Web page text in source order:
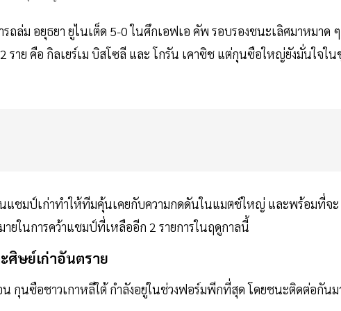
ถล่ม อยุธยา ยูไนเต็ด 5-0 ในศึกเอฟเอ คัพ รอบรองชนะเลิศมาหมาด ๆ
ย คือ กิลเยร์เม บิสโซลี และ โกรัน เคาซิช แต่กุนซือใหญ่ยังมั่นใจใน
นแชมป์เก่าทำให้ทีมคุ้นเคยกับความกดดันในแมตช์ใหญ่ และพร้อมที่จะ
ยในการคว้าแชมป์ที่เหลืออีก 2 รายการในฤดูกาลนี้
ศิษย์เก่าอันตราย
กุนซือชาวเกาหลีใต้ กำลังอยู่ในช่วงฟอร์มพีกที่สุด โดยชนะติดต่อกันม